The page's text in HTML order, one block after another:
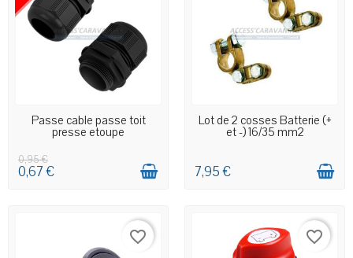
EN STOCK MAGASIN
Passe cable passe toit
presse etoupe
0,95 €
0,67 €
EN STOCK MAGASIN
Lot de 2 cosses Batterie (+
et -) 16/35 mm2
7,95 €
favorite_border favorite_border